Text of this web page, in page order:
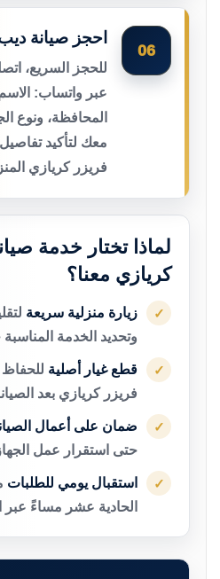
06
احجز صيانة
للحجز السريع،
عبر واتساب:
المحافظة، ونوع
معك لتأكيد
فريزر كريازي
لماذا تختار خدمة
كريازي معنا؟
✓ زيارة منزلية سريعة
وتحديد الخدمة
✓ قطع غيار أصلية
فريزر كريازي بعد
✓ ضمان على أعمال
حتى استقرار عمل
✓ استقبال يومي للطلبات
الحادية عشر مساءً عبر